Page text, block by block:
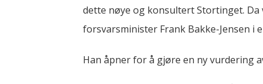
dette nøye og konsultert Stortinget.
forsvarsminister Frank Bakke-Jensen i
Han åpner for å gjøre en ny vurdering